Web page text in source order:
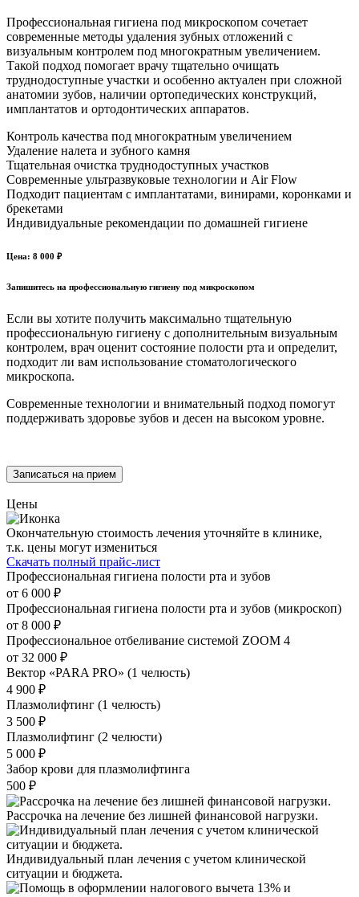
Профессиональная гигиена под микроскопом сочетает
современные методы удаления зубных отложений с
визуальным контролем под многократным увеличением.
Такой подход помогает врачу тщательно очищать
труднодоступные участки и особенно актуален при сложной
анатомии зубов, наличии ортопедических конструкций,
имплантатов и ортодонтических аппаратов.
Контроль качества под многократным увеличением
Удаление налета и зубного камня
Тщательная очистка труднодоступных участков
Современные ультразвуковые технологии и Air Flow
Подходит пациентам с имплантатами, винирами, коронками и
брекетами
Индивидуальные рекомендации по домашней гигиене
Цена: 8 000 ₽
Запишитесь на профессиональную гигиену под микроскопом
Если вы хотите получить максимально тщательную
профессиональную гигиену с дополнительным визуальным
контролем, врач оценит состояние полости рта и определит,
подходит ли вам использование стоматологического
микроскопа.
Современные технологии и внимательный подход помогут
поддерживать здоровье зубов и десен на высоком уровне.
Записаться на прием
Цены
Окончательную стоимость лечения уточняйте в клинике,
т.к. цены могут измениться
Скачать полный прайс-лист
Профессиональная гигиена полости рта и зубов
от 6 000 ₽
Профессиональная гигиена полости рта и зубов (микроскоп)
от 8 000 ₽
Профессиональное отбеливание системой ZOOM 4
от 32 000 ₽
Вектор «PARA PRO» (1 челюсть)
4 900 ₽
Плазмолифтинг (1 челюсть)
3 500 ₽
Плазмолифтинг (2 челюсти)
5 000 ₽
Забор крови для плазмолифтинга
500 ₽
Рассрочка на лечение без лишней финансовой нагрузки.
Индивидуальный план лечения с учетом клинической
ситуации и бюджета.